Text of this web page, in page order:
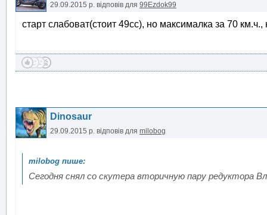
29.09.2015 р. відповів для 99Ezdok99
старт слабоват(стоит 49сс), но максималка за 70
Dinosaur
29.09.2015 р. відповів для milobog
Сегодня снял со скутера вторичную пару редуктора